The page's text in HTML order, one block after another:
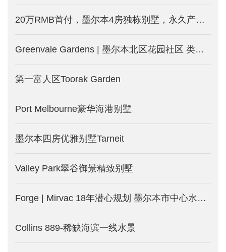
20万RMB首付，墨尔本4房独栋别墅，永久产权的土地
Greenvale Gardens | 墨尔本北区花园社区 类型丰富包含独栋别墅和独立地块 配套完善 生活便利
第一富人区Toorak Garden
Port Melbourne豪华海港别墅
墨尔本四房优雅别墅Tarneit
Valley Park翠谷御景精致别墅
Forge | Mirvac 18年潜心规划 墨尔本市中心水滨公寓_澳洲墨尔本新楼盘发售中
Collins 889-稀缺海滨一线水景